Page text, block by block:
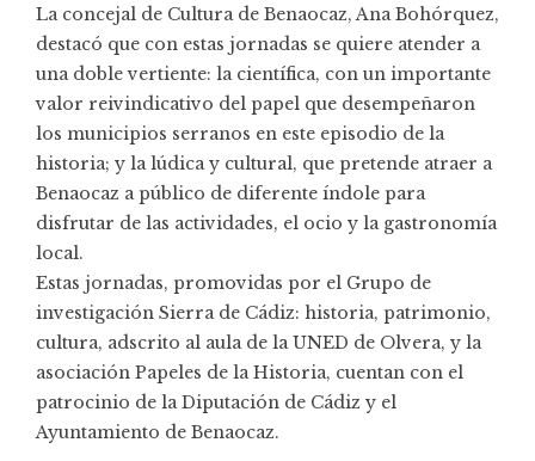
La concejal de Cultura de Benaocaz, Ana Bohórquez,
destacó que con estas jornadas se quiere atender a
una doble vertiente: la científica, con un importante
valor reivindicativo del papel que desempeñaron
los municipios serranos en este episodio de la
historia; y la lúdica y cultural, que pretende atraer a
Benaocaz a público de diferente índole para
disfrutar de las actividades, el ocio y la gastronomía
local.
Estas jornadas, promovidas por el Grupo de
investigación Sierra de Cádiz: historia, patrimonio,
cultura, adscrito al aula de la UNED de Olvera, y la
asociación Papeles de la Historia, cuentan con el
patrocinio de la Diputación de Cádiz y el
Ayuntamiento de Benaocaz.